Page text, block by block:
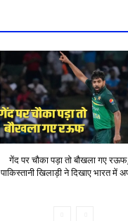
गेंद पर चौका पड़ा तो बौखला गए
पाकिस्तानी खिलाड़ी ने दिखाए भारत में